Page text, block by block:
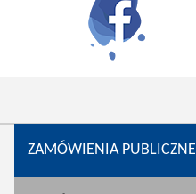
ZAMÓWIENIA PUBLICZNE